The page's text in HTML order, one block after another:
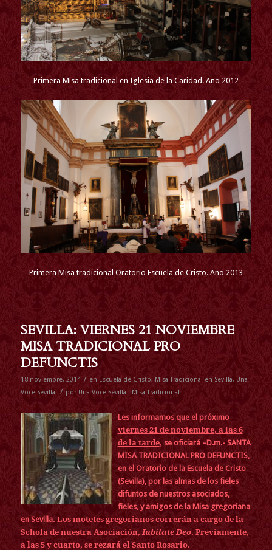
Primera Misa tradicional en Iglesia de la Caridad. Año 2012
Primera Misa tradicional Oratorio Escuela de Cristo. Año 2013
SEVILLA: VIERNES 21 NOVIEMBRE
MISA TRADICIONAL PRO
DEFUNCTIS
18 noviembre, 2014 / en Escuela de Cristo, Misa Tradicional en Sevilla, Una
Voce Sevilla
/ por Una Voce Sevilla - Misa Tradicional
Les informamos que el próximo
viernes 21 de noviembre, a las 6
de la tarde, se oficiará –D.m.- SANTA
MISA TRADICIONAL PRO DEFUNCTIS,
en el Oratorio de la Escuela de Cristo
(Sevilla), por las almas de los fieles
difuntos de nuestros asociados,
fieles, y amigos de la Misa gregoriana
en Sevilla. Los motetes gregorianos correrán a cargo de la
Schola de nuestra Asociación,Iubilate Deo. Previamente,
a las 5 y cuarto, se rezará el Santo Rosario.